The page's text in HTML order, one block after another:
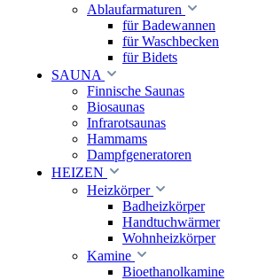
Ablaufarmaturen
für Badewannen
für Waschbecken
für Bidets
SAUNA
Finnische Saunas
Biosaunas
Infrarotsaunas
Hammams
Dampfgeneratoren
HEIZEN
Heizkörper
Badheizkörper
Handtuchwärmer
Wohnheizkörper
Kamine
Bioethanolkamine